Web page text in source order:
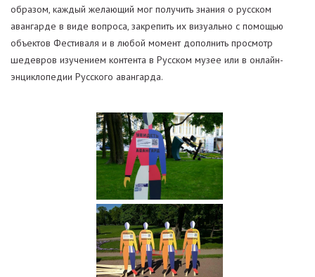
образом, каждый желающий мог получить знания о русском
авангарде в виде вопроса, закрепить их визуально с помощью
объектов Фестиваля и в любой момент дополнить просмотр
шедевров изучением контента в Русском музее или в онлайн-
энциклопедии Русского авангарда.